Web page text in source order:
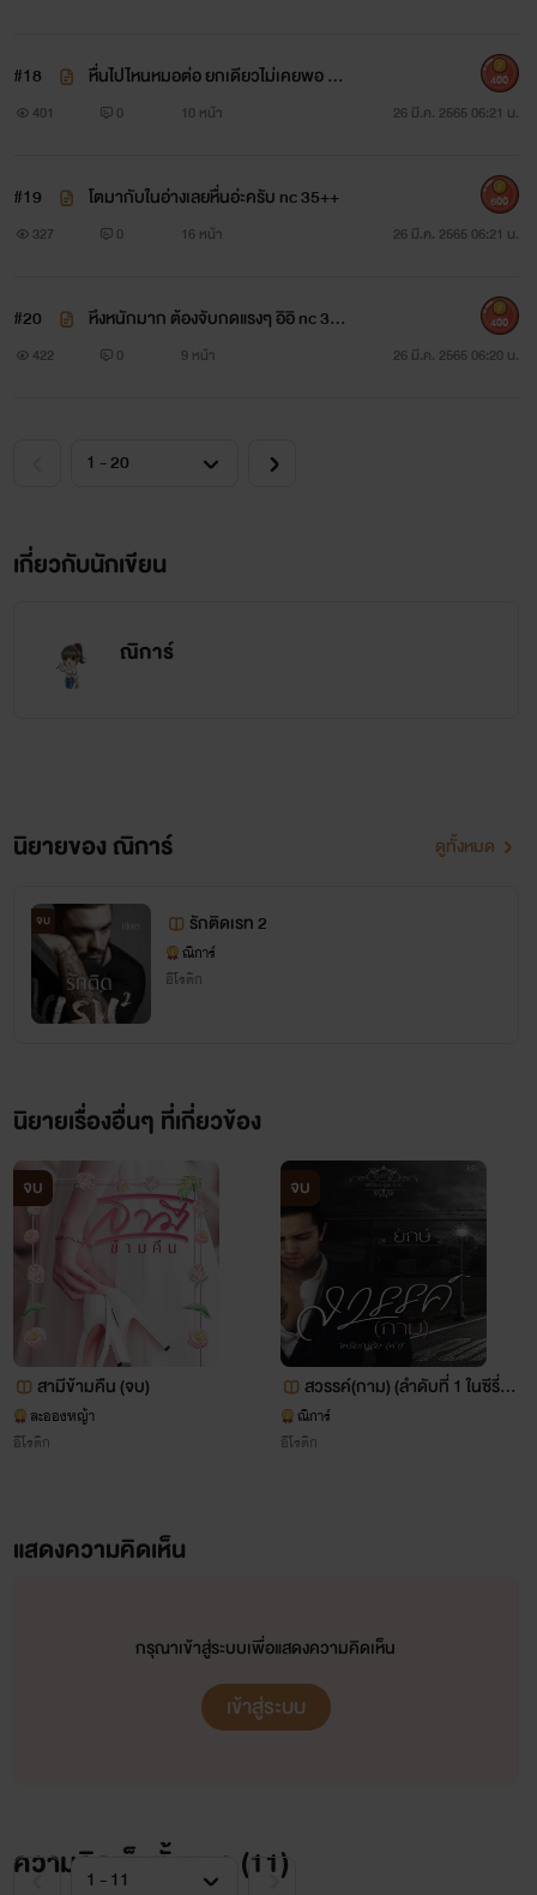
#18
หื่นไปไหนหมอต่อ ยกเดียวไม่เคยพอ nc
35++
401 0 10 หน้า 26 มี.ค. 2565 06:21 น.
400
#19 โตมากับในอ่างเลยหื่นอ่ะครับ nc 35++
327 0 16 หน้า 26 มี.ค. 2565 06:21 น.
600
#20
หึงหนักมาก ต้องจับกดแรงๆ อิอิ nc 35+
422 0 9 หน้า 26 มี.ค. 2565 06:20 น.
400
เกี่ยวกับนักเขียน
ณิการ์
นิยายของ ณิการ์ ดูทั้งหมด
จบ รักติดเรท 2
ณิการ์
อีโรติก
นิยายเรื่องอื่นๆ ที่เกี่ยวข้อง
จบ
สามีข้ามคืน (จบ)
ละอองหญ้า
อีโรติก
จบ
สวรรค์(กาม) (ลำดับที่ 1 ในซีรี่ส์
ตระกูล 3 ห.)
ณิการ์
อีโรติก
แสดงความคิดเห็น
กรุณาเข้าสู่ระบบเพื่อแสดงความคิดเห็น
เข้าสู่ระบบ
ความคิดเห็นทั้งหมด (11)